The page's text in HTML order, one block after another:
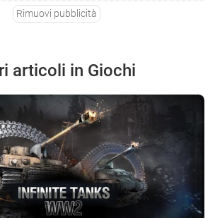
Rimuovi pubblicità
articoli in Giochi